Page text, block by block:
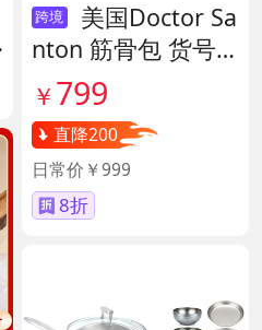
跨境
美国Doctor Sa
nton 筋骨包 货号1
40417
￥ 799
直降200
日常价￥999
8折